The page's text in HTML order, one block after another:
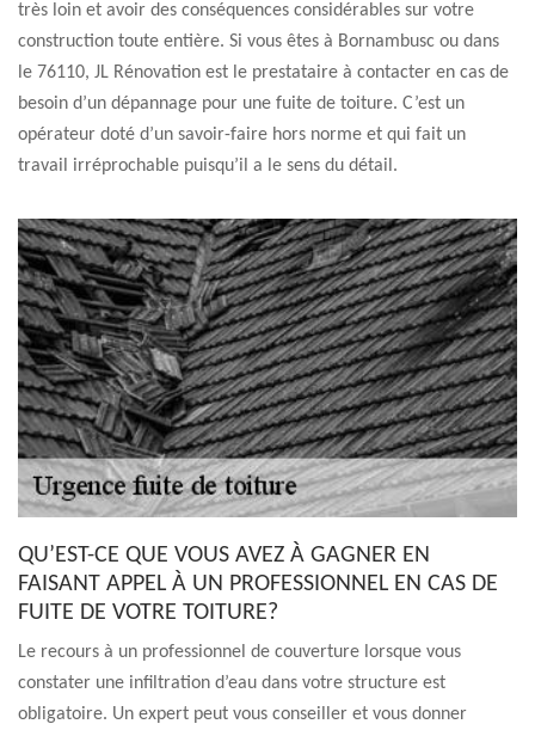
très loin et avoir des conséquences considérables sur votre
construction toute entière. Si vous êtes à Bornambusc ou dans
le 76110, JL Rénovation est le prestataire à contacter en cas de
besoin d’un dépannage pour une fuite de toiture. C’est un
opérateur doté d’un savoir-faire hors norme et qui fait un
travail irréprochable puisqu’il a le sens du détail.
QU’EST-CE QUE VOUS AVEZ À GAGNER EN
FAISANT APPEL À UN PROFESSIONNEL EN CAS DE
FUITE DE VOTRE TOITURE?
Le recours à un professionnel de couverture lorsque vous
constater une infiltration d’eau dans votre structure est
obligatoire. Un expert peut vous conseiller et vous donner